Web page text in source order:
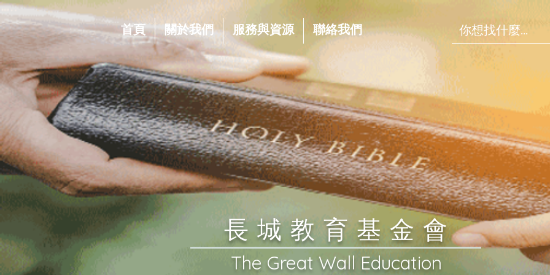
首頁 關於我們 服務與資源 聯絡我們
​長城教育基金會
​The Great Wall Education